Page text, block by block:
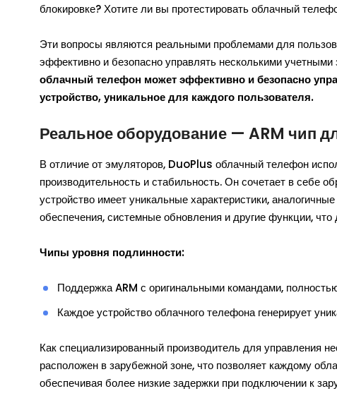
блокировке? Хотите ли вы протестировать облачный
Эти вопросы являются реальными проблемами для
эффективно и безопасно управлять несколькими
облачный телефон может эффективно и безопасно
устройство, уникальное для каждого пользователя.
Реальное оборудование — ARM чип
В отличие от эмуляторов, DuoPlus облачный телефон
производительность и стабильность. Он сочетает в себе
устройство имеет уникальные характеристики,
обеспечения, системные обновления и другие функции,
Чипы уровня подлинности:
Поддержка ARM с оригинальными командами,
Каждое устройство облачного телефона генерирует
Как специализированный производитель для управления
расположен в зарубежной зоне, что позволяет каждому
обеспечивая более низкие задержки при подключении к